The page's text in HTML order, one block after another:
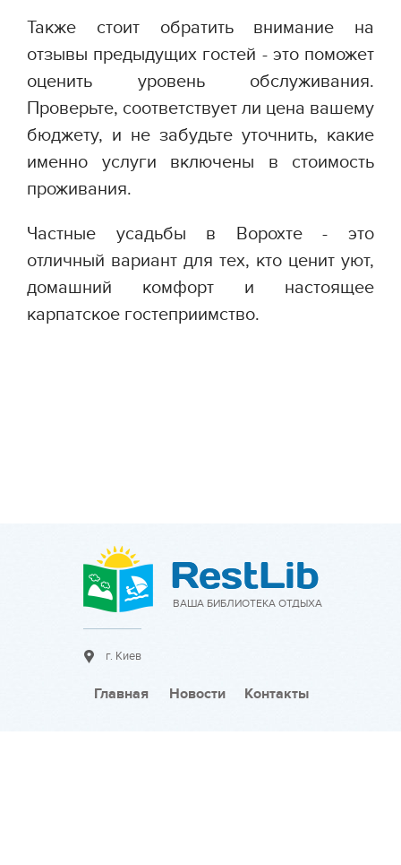
Также стоит обратить внимание на
отзывы предыдущих гостей - это поможет
оценить уровень обслуживания.
Проверьте, соответствует ли цена вашему
бюджету, и не забудьте уточнить, какие
именно услуги включены в стоимость
проживания.
Частные усадьбы в Ворохте - это
отличный вариант для тех, кто ценит уют,
домашний комфорт и настоящее
карпатское гостеприимство.
ВАША БИБЛИОТЕКА ОТДЫХА
г. Киев
Главная Новости Контакты